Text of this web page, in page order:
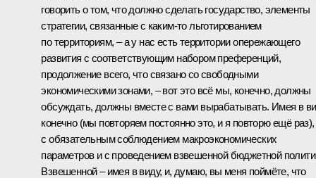
говорить о том, что должно сделать государство, элементы
стратегии, связанные с каким‑то льготированием
по территориям, – а у нас есть территории опережающего
развития с соответствующим набором преференций,
продолжение всего, что связано со свободными
экономическими зонами, – вот это всё мы, конечно, должны
обсуждать, должны вместе с вами вырабатывать. Имея в
конечно (мы повторяем постоянно это, и я повторю ещё раз),
с обязательным соблюдением макроэкономических
параметров и с проведением взвешенной бюджетной
Взвешенной – имея в виду, и, думаю, вы меня поймёте, что